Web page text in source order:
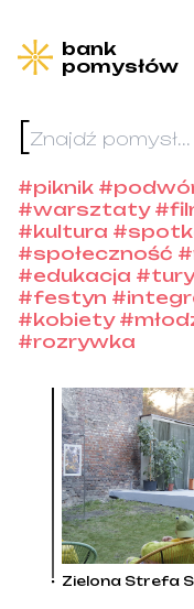
bank
pomysłów
[
#piknik
#warsztaty
#kultura
#społeczność
#edukacja
#festyn
#kobiety
#rozrywka
Zielona Strefa